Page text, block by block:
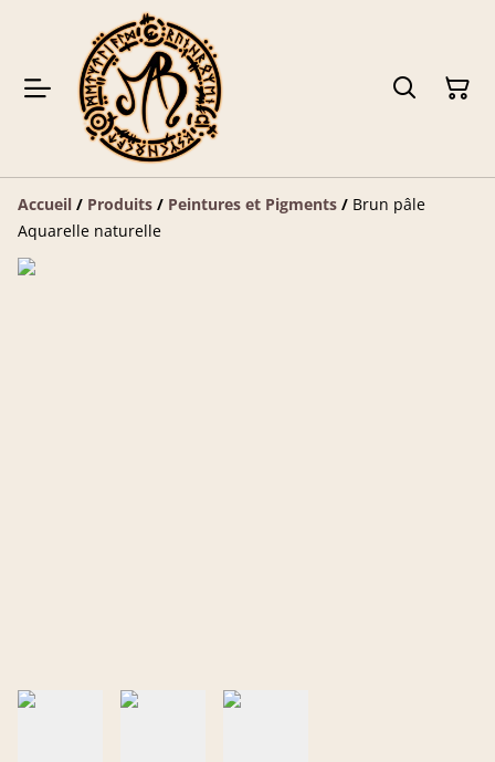
Accueil / Produits / Peintures et Pigments / Brun pâle
Aquarelle naturelle